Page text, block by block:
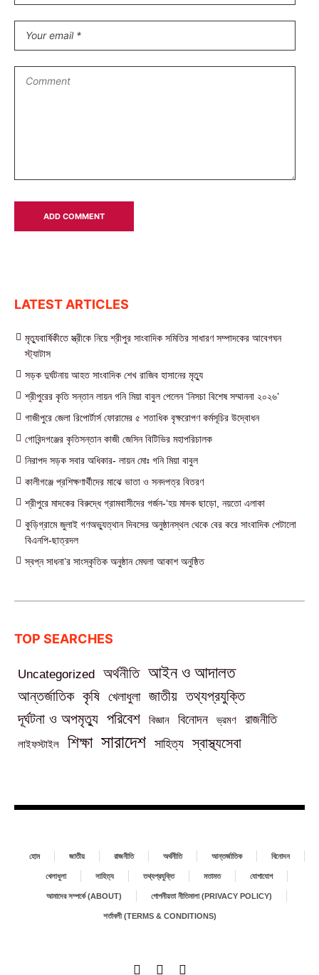
LATEST ARTICLES
মৃত্যুবার্ষিকীতে স্ত্রীকে নিয়ে শ্রীপুর সাংবাদিক সমিতির সাধারণ সম্পাদকের আবেগঘন
স্ট্যাটাস
সড়ক দুর্ঘটনায় আহত সাংবাদিক শেখ রাজিব হাসানের মৃত্যু
শ্রীপুরের কৃতি সন্তান লায়ন গনি মিয়া বাবুল পেলেন ‘নিসচা বিশেষ সম্মাননা ২০২৬’
গাজীপুরে জেলা রিপোর্টার্স ফোরামের ৫ শতাধিক বৃক্ষরোপণ কর্মসূচির উদ্বোধন
গোবিন্দগঞ্জের কৃতিসন্তান কাজী জেসিন বিটিভির মহাপরিচালক
নিরাপদ সড়ক সবার অধিকার- লায়ন মোঃ গনি মিয়া বাবুল
কালীগঞ্জে প্রশিক্ষণার্থীদের মাঝে ভাতা ও সনদপত্র বিতরণ
শ্রীপুরে মাদকের বিরুদ্ধে গ্রামবাসীদের গর্জন-‘হয় মাদক ছাড়ো, নয়তো এলাকা
কুড়িগ্রামে জুলাই গণঅভ্যুত্থান দিবসের অনুষ্ঠানস্থল থেকে বের করে সাংবাদিক পেটালো
বিএনপি-ছাত্রদল
স্বপ্ন সাধনা’র সাংস্কৃতিক অনুষ্ঠান মেঘলা আকাশ অনুষ্ঠিত
TOP SEARCHES
Uncategorized অর্থনীতি আইন ও আদালত
আন্তর্জাতিক কৃষি খেলাধুলা জাতীয় তথ্যপ্রযুক্তি
দূর্ঘটনা ও অপমৃত্যু পরিবেশ বিজ্ঞান বিনোদন ভ্রমণ রাজনীতি
লাইফস্টাইল শিক্ষা সারাদেশ সাহিত্য স্বাস্থ্যসেবা
হোম জাতীয় রাজনীতি অর্থনীতি আন্তর্জাতিক বিনোদন
খেলাধুলা সাহিত্য তথ্যপ্রযুক্তি মতামত যোগাযোগ
আমাদের সম্পর্কে (ABOUT) গোপনীয়তা নীতিমালা (PRIVACY POLICY)
শর্তাবলী (TERMS & CONDITIONS)